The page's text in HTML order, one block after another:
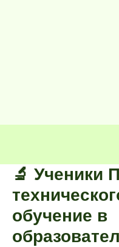
🔬 Ученики
обучение в